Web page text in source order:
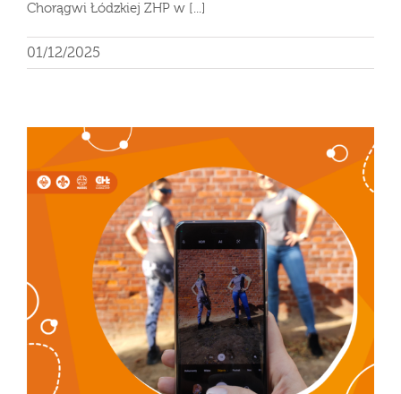
Chorągwi Łódzkiej ZHP w [...]
01/12/2025